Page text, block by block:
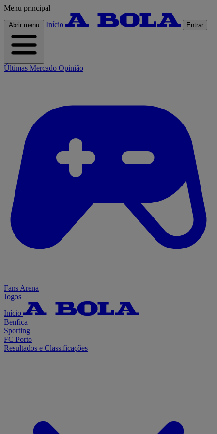
Menu principal
Abrir menu Início Entrar
Últimas Mercado Opinião
Fans Arena
Jogos
Início
Benfica
Sporting
FC Porto
Resultados e Classificações